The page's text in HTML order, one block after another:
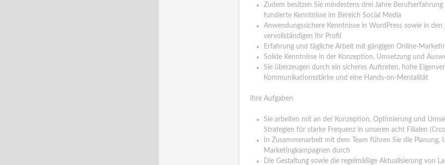
Zudem besitzen Sie mindestens drei Jahre
fundierte Kenntnisse im Bereich Social Media
Anwendungssichere Kenntnisse in WordPress sowie in
vervollständigen Ihr Profil
Erfahrung und tägliche Arbeit mit gängigen Online-
Solide Kenntnisse in der Konzeption, Umsetzung und
Sie überzeugen durch ein sicheres Auftreten, hohe
Kommunikationsstärke und eine Hands-on-Mentalität
Ihre Aufgaben
Sie arbeiten mit an der Konzeption, Optimierung und
Strategien für starke Frequenz in unseren acht Filialen
In Zusammenarbeit mit dem Team führen Sie die
Marketingkampagnen durch
Die Gestaltung sowie die regelmäßige Aktualisierung von